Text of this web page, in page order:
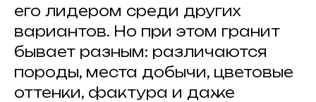
его лидером среди других
вариантов. Но при этом гранит
бывает разным: различаются
породы, места добычи, цветовые
оттенки, фактура и даже